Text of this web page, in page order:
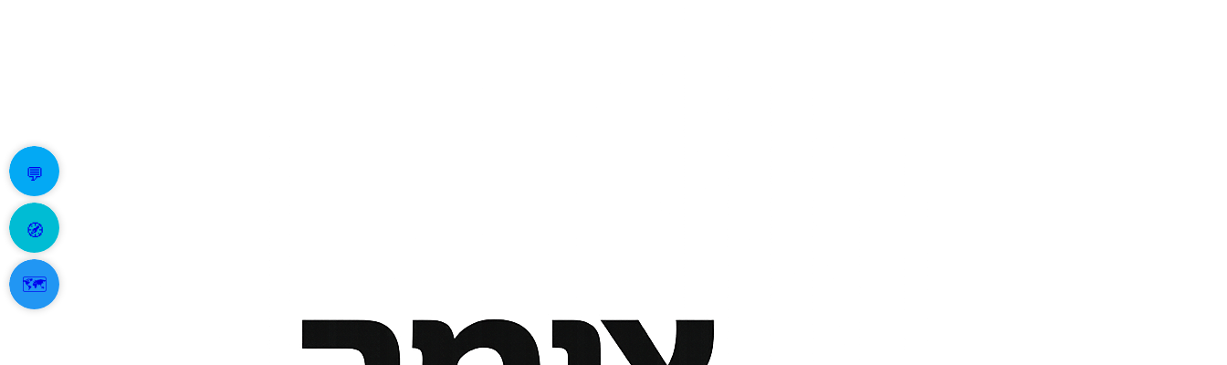
💬
🧭
🗺️